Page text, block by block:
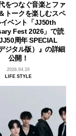
をつなぐ音楽とファ
トークを楽しむスペ
イベント「JJ50th
Fest 2026」で読
周年 SPECIAL
ジタル版）』の詳細
公開！
2026.04.10
LIFE STYLE